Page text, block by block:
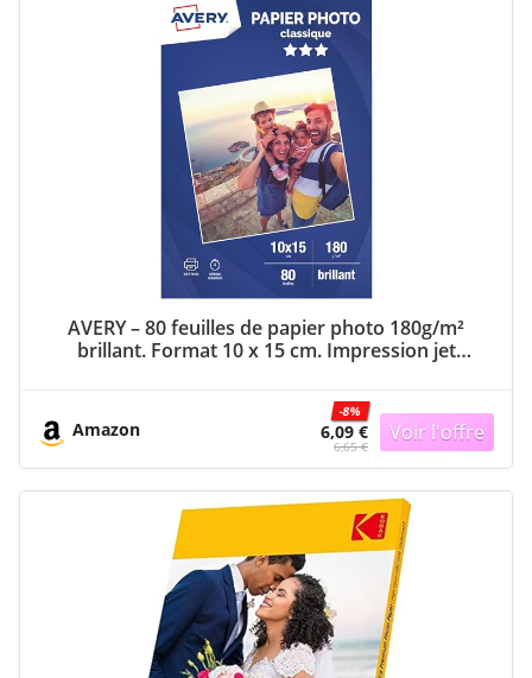
AVERY – 80 feuilles de papier photo 180g/m²
brillant. Format 10 x 15 cm. Impression jet
Amazon 6,09 €
-8%
6,65 €